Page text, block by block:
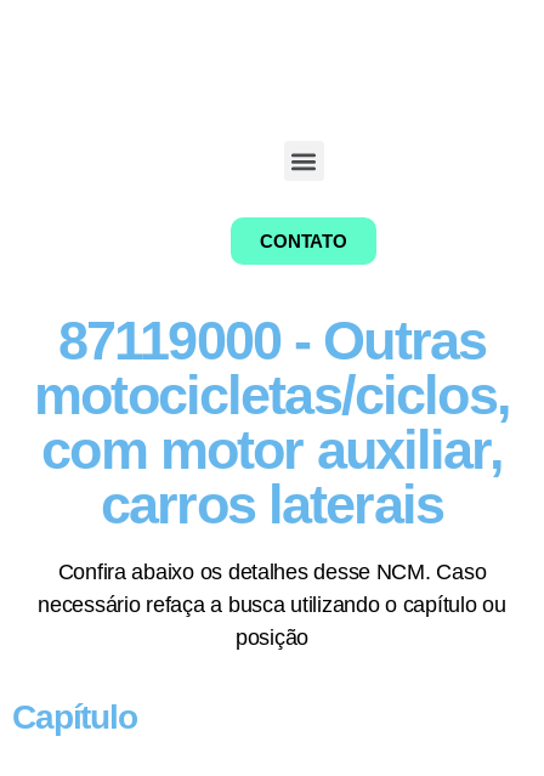
CONTATO
87119000 - Outras
motocicletas/ciclos,
com motor auxiliar,
carros laterais
Confira abaixo os detalhes desse NCM. Caso
necessário refaça a busca utilizando o capítulo ou
posição
Capítulo